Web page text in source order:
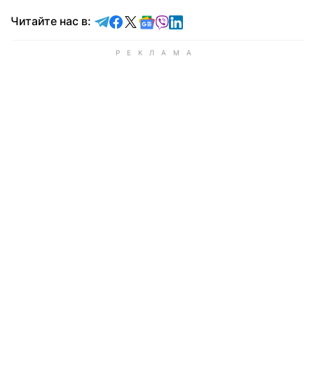
Читайте нас в: Читайте в Telegram
Читайте в Facebook
Читайте в X
Читайте в Google news
Читайте в Viber
Читайте в LinkedIn